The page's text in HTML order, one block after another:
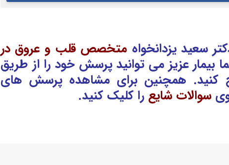
سعید یزدانخواه متخصص قلب و عروق در
عزیز می توانید پرسش خود را از طریق
کنید. همچنین برای مشاهده پرسش های
سوالات شایع را کلیک کنید.